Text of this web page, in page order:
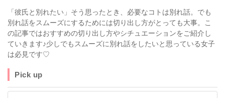
「彼氏と別れたい」そう思ったとき、必要なコトは別れ話。でも
別れ話をスムーズにするためには切り出し方がとっても大事。こ
の記事ではおすすめの切り出し方やシチュエーションをご紹介し
ていきます♪少しでもスムーズに別れ話をしたいと思っている女子
は必見です♡
Pick up